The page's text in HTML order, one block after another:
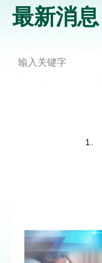
最新消息
1..